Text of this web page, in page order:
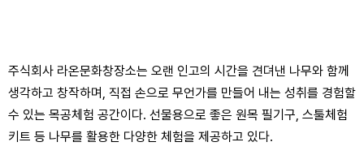
주식회사 라온문화창장소는 오랜 인고의 시간을 견뎌낸 나무와 함께
생각하고 창작하며, 직접 손으로 무언가를 만들어 내는 성취를 경험할
수 있는 목공체험 공간이다. 선물용으로 좋은 원목 필기구, 스툴체험
키트 등 나무를 활용한 다양한 체험을 제공하고 있다.